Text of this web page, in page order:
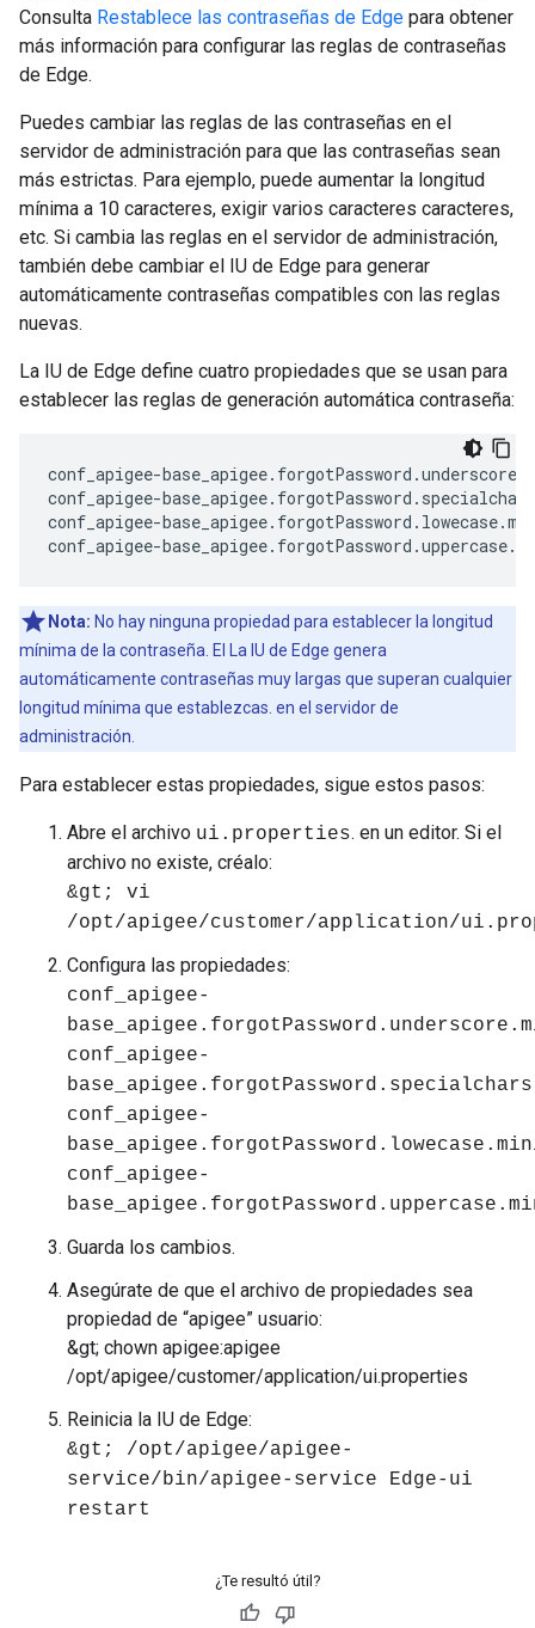
Consulta Restablece las contraseñas de Edge para obtener
más información para configurar las reglas de contraseñas
de Edge.
Puedes cambiar las reglas de las contraseñas en el
servidor de administración para que las contraseñas sean
más estrictas. Para ejemplo, puede aumentar la longitud
mínima a 10 caracteres, exigir varios caracteres caracteres,
etc. Si cambia las reglas en el servidor de administración,
también debe cambiar el IU de Edge para generar
automáticamente contraseñas compatibles con las reglas
nuevas.
La IU de Edge define cuatro propiedades que se usan para
establecer las reglas de generación automática contraseña:
conf_apigee-
conf_apigee-
conf_apigee-
conf_apigee-
Nota: No hay ninguna propiedad para establecer la longitud
mínima de la contraseña. El La IU de Edge genera
automáticamente contraseñas muy largas que superan cualquier
longitud mínima que establezcas. en el servidor de
administración.
Para establecer estas propiedades, sigue estos pasos:
Abre el archivo ui.properties. en un editor. Si el
archivo no existe, créalo:
&gt; vi
/opt/apigee/customer/application/
Configura las propiedades:
conf_apigee-
conf_apigee-
conf_apigee-
conf_apigee-
Guarda los cambios.
Asegúrate de que el archivo de propiedades sea
propiedad de “apigee” usuario:
&gt; chown apigee:apigee
/opt/apigee/customer/application/ui.properties
Reinicia la IU de Edge:
&gt; /opt/apigee/apigee-
service/bin/apigee-service Edge-ui
restart
¿Te resultó útil?